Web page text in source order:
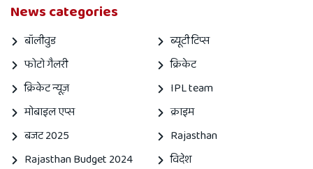
News categories
बॉलीवुड
ब्यूटी टिप्स
फोटो गैलरी
क्रिकेट
क्रिकेट न्यूज़
IPL team
मोबाइल एप्स
क्राइम
बजट 2025
Rajasthan
Rajasthan Budget 2024
विदेश